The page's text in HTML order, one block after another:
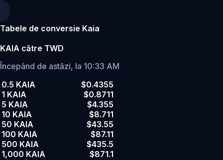
Tabele de conversie Kaia
KAIA către TWD
Începând de astăzi, la 10:33 AM
0.5 KAIA
$0.4355
1 KAIA
$0.8711
5 KAIA
$4.355
10 KAIA
$8.711
50 KAIA
$43.55
100 KAIA
$87.11
500 KAIA
$435.5
1,000 KAIA
$871.1